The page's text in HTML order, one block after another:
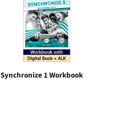
Synchronize 1 Workbook